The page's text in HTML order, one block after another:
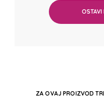
OSTAVI
ZA OVAJ PROIZVOD